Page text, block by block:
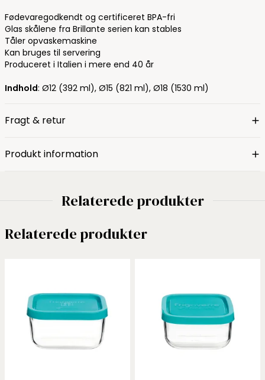
Fødevaregodkendt og certificeret BPA-fri
Glas skålene fra Brillante serien kan stables
Tåler opvaskemaskine
Kan bruges til servering
Produceret i Italien i mere end 40 år
Indhold: Ø12 (392 ml), Ø15 (821 ml), Ø18 (1530 ml)
Fragt & retur
Produkt information
Relaterede produkter
Relaterede produkter